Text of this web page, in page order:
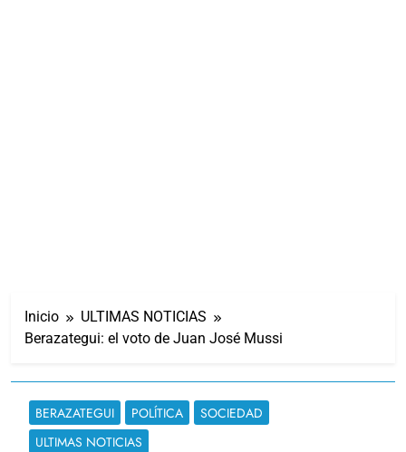
Inicio
ULTIMAS NOTICIAS
Berazategui: el voto de Juan José Mussi
BERAZATEGUI POLÍTICA
SOCIEDAD
ULTIMAS NOTICIAS